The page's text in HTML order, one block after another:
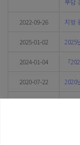
부담
2022-09-26 지방
2025-01-02 2025
2024-01-04 「
2020-07-22 2020
2025-01-01
「